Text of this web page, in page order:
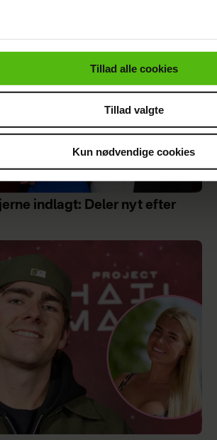
cookiepolitik.
Tillad alle cookies
Tillad valgte
Kun nødvendige cookies
indlagt: Deler nyt efter